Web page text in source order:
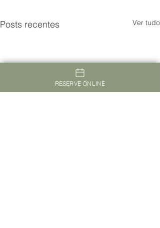
Posts recentes Ver tudo
RESERVE ONLINE